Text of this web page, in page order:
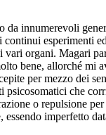
da innumerevoli
esperimenti
organi. Magari
bene, allorché mi
per mezzo dei
che
o repulsione
imperfetto